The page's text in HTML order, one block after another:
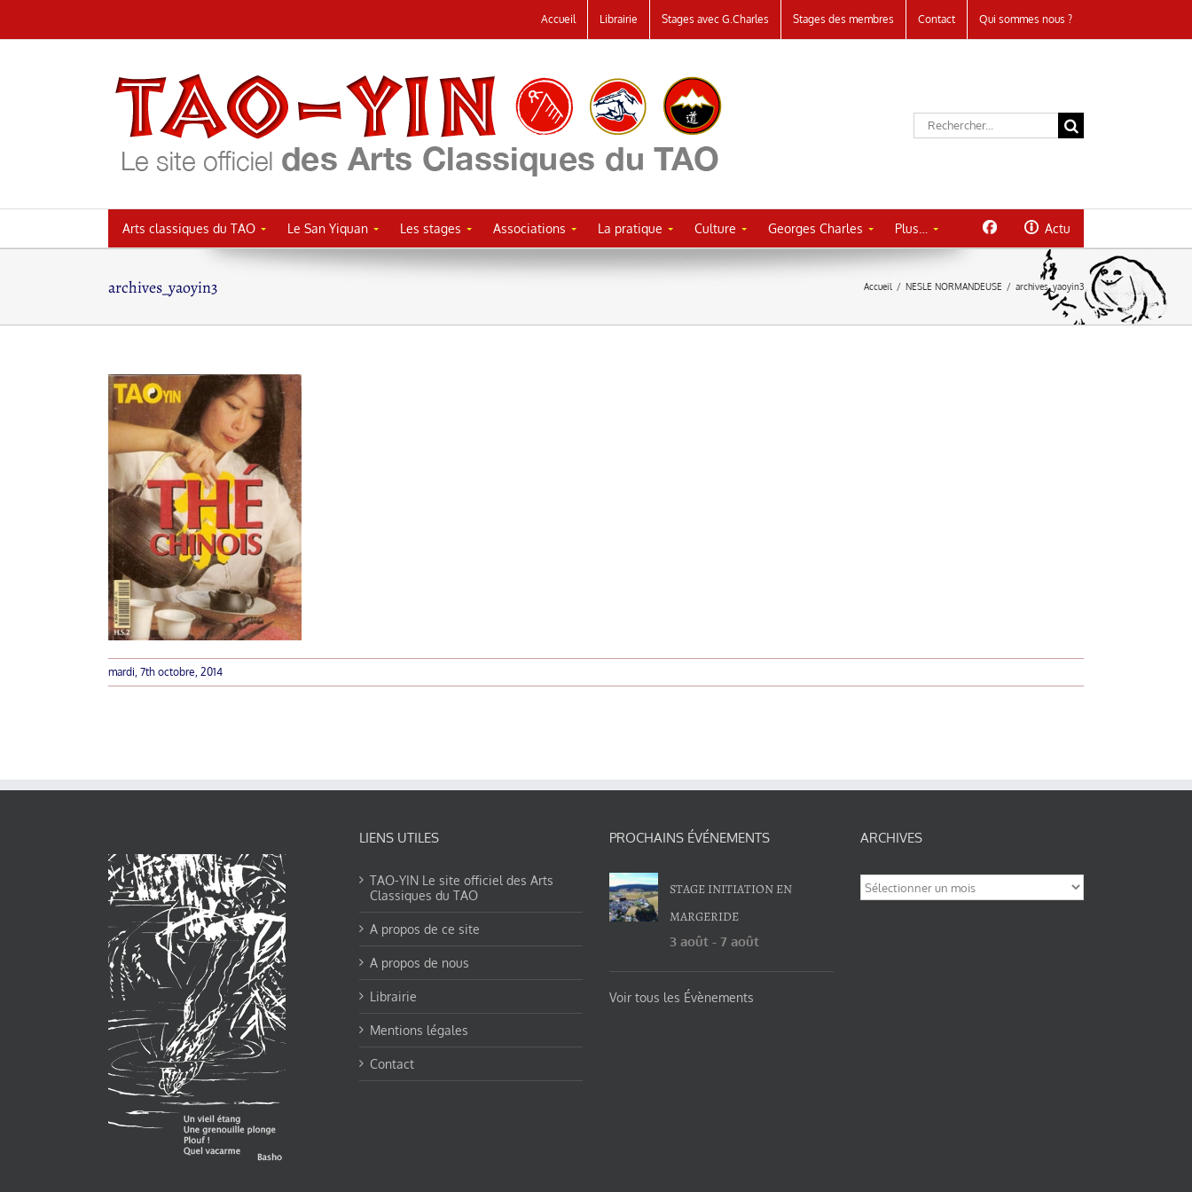
au
Accueil Librairie Stages avec G.Charles Stages des membres Contact Qui sommes nous ?
Rechercher:
Arts classiques du TAO Le San Yiquan Les stages Associations La pratique Culture Georges Charles Plus… Actu
archives_yaoyin3 Accueil / NESLE NORMANDEUSE / archives_yaoyin3
mardi, 7th octobre, 2014
LIENS UTILES
TAO-YIN Le site officiel des Arts
Classiques du TAO
A propos de ce site
A propos de nous
Librairie
Mentions légales
Contact
PROCHAINS ÉVÉNEMENTS
STAGE INITIATION EN
MARGERIDE
3 août -7 août
Voir tous les Évènements
ARCHIVES
Archives